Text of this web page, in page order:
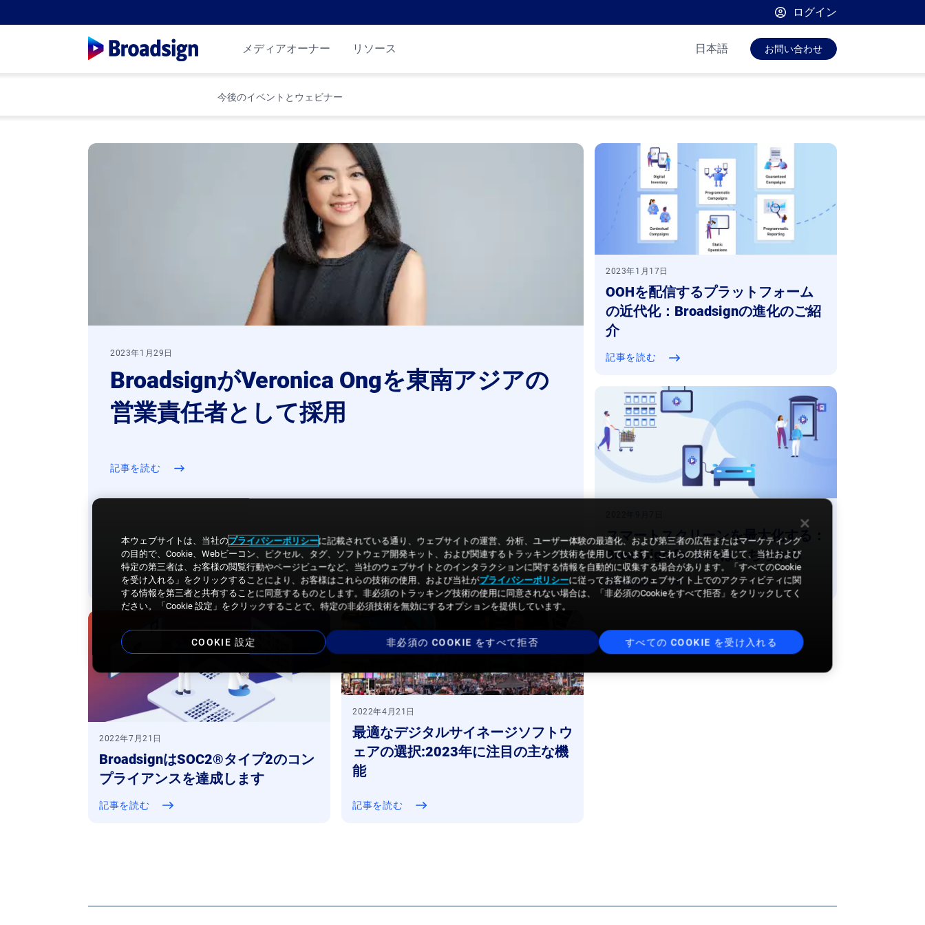
ログイン
メディアオーナー リソース 日本語 お問い合わせ
今後のイベントとウェビナー
2023年1月29日
BroadsignがVeronica Ongを東南アジアの
営業責任者として採用
記事を読む
2023年1月17日
OOHを配信するプラットフォーム
の近代化：Broadsignの進化のご紹
介
記事を読む
スマートスクリーンを最大化する：
Broadsign for SoCはこちらから
記事を読む
2022年7月21日
BroadsignはSOC2®タイプ2のコン
プライアンスを達成します
記事を読む
2022年4月21日
最適なデジタルサイネージソフトウ
ェアの選択:2023年に注目の主な機
能
記事を読む
本ウェブサイトは、当社のプライバシーポリシーに記載されている通り、ウェブサイトの運営、分析、ユーザー体験の最適化、および第三者の広告またはマーケティング
の目的で、Cookie、Webビーコン、ピクセル、タグ、ソフトウェア開発キット、および関連するトラッキング技術を使用しています。これらの技術を通じて、当社および
特定の第三者は、お客様の閲覧行動やページビューなど、当社のウェブサイトとのインタラクションに関する情報を自動的に収集する場合があります。「すべてのCookie
を受け入れる」をクリックすることにより、お客様はこれらの技術の使用、および当社がプライバシーポリシーに従ってお客様のウェブサイト上でのアクティビティに関
する情報を第三者と共有することに同意するものとします。非必須のトラッキング技術の使用に同意されない場合は、「非必須のCookieをすべて拒否」をクリックしてく
ださい。「Cookie 設定」をクリックすることで、特定の非必須技術を無効にするオプションを提供しています。
COOKIE 設定 非必須の COOKIE をすべて拒否 すべての COOKIE を受け入れる